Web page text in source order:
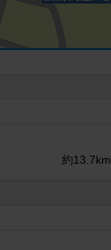
約13.7km